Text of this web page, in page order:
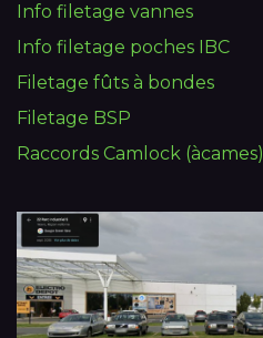
Info filetage vannes
Info filetage poches IBC
Filetage fûts à bondes
Filetage BSP
Raccords Camlock (àcames)